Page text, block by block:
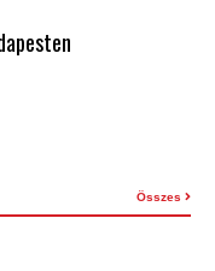
Összes